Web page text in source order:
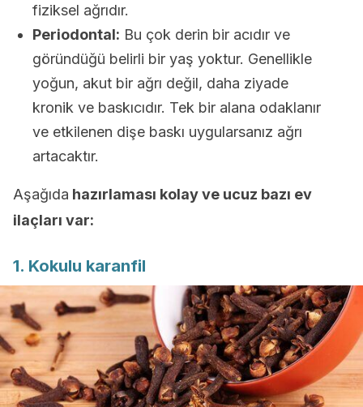
fiziksel ağrıdır.
Periodontal: Bu çok derin bir acıdır ve
göründüğü belirli bir yaş yoktur. Genellikle
yoğun, akut bir ağrı değil, daha ziyade
kronik ve baskıcıdır. Tek bir alana odaklanır
ve etkilenen dişe baskı uygularsanız ağrı
artacaktır.
Aşağıda hazırlaması kolay ve ucuz bazı ev
ilaçları var:
1. Kokulu karanfil